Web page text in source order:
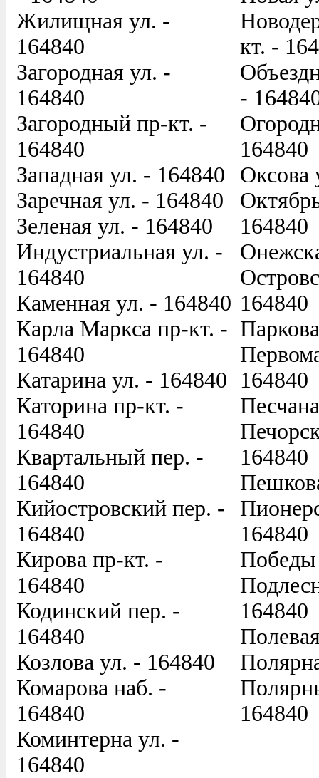
Жилищная ул. -
164840
Загородная ул. -
164840
Загородный пр-кт. -
164840
Западная ул. - 164840
Заречная ул. - 164840
Зеленая ул. - 164840
Индустриальная ул. -
164840
Каменная ул. - 164840
Карла Маркса пр-кт. -
164840
Катарина ул. - 164840
Каторина пр-кт. -
164840
Квартальный пер. -
164840
Кийостровский пер. -
164840
Кирова пр-кт. -
164840
Кодинский пер. -
164840
Козлова ул. - 164840
Комарова наб. -
164840
Коминтерна ул. -
164840
кт. -
-
164840
Оксова
164840
164840
164840
164840
164840
Победы
164840
164840